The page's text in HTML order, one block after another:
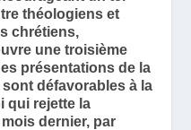
théologiens et
chrétiens,
une troisième
présentations de la
défavorables à la
qui rejette la
dernier, par